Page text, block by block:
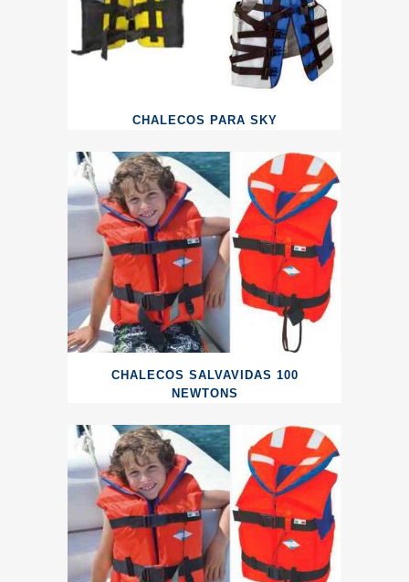
CHALECOS PARA SKY
CHALECOS SALVAVIDAS 100
NEWTONS